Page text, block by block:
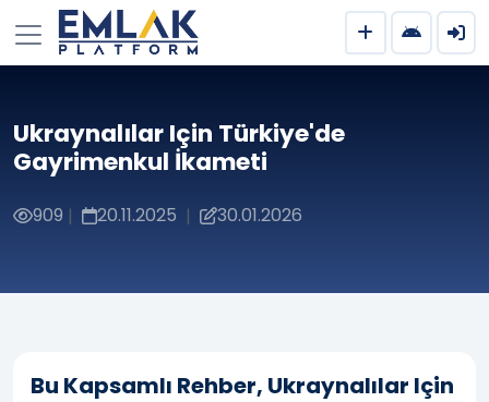
Ukraynalılar Için Türkiye'de
Gayrimenkul İkameti
909 | 20.11.2025 | 30.01.2026
Bu Kapsamlı Rehber, Ukraynalılar Için